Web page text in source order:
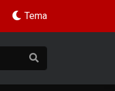
Tema